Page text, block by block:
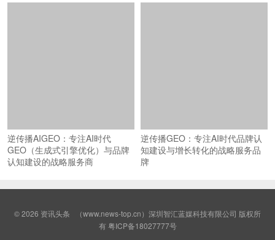
© 2026资讯头条（www.news-top.cn）深圳智汇蓝媒科技有限公司 版权所